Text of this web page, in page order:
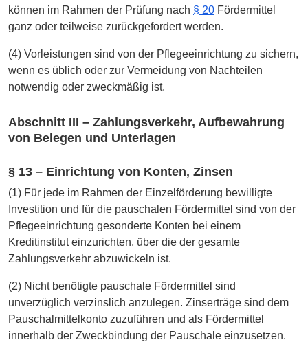
können im Rahmen der Prüfung nach § 20 Fördermittel
ganz oder teilweise zurückgefordert werden.
(4) Vorleistungen sind von der Pflegeeinrichtung zu sichern,
wenn es üblich oder zur Vermeidung von Nachteilen
notwendig oder zweckmäßig ist.
Abschnitt III – Zahlungsverkehr, Aufbewahrung
von Belegen und Unterlagen
§ 13 – Einrichtung von Konten, Zinsen
(1) Für jede im Rahmen der Einzelförderung bewilligte
Investition und für die pauschalen Fördermittel sind von der
Pflegeeinrichtung gesonderte Konten bei einem
Kreditinstitut einzurichten, über die der gesamte
Zahlungsverkehr abzuwickeln ist.
(2) Nicht benötigte pauschale Fördermittel sind
unverzüglich verzinslich anzulegen. Zinserträge sind dem
Pauschalmittelkonto zuzuführen und als Fördermittel
innerhalb der Zweckbindung der Pauschale einzusetzen.